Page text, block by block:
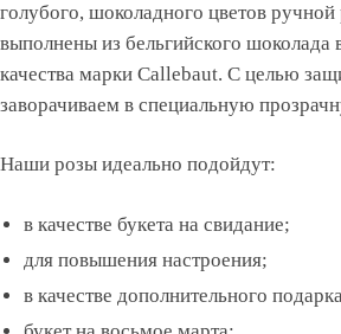
голубого, шоколадного цветов
выполнены из бельгийского шоколада
качества марки Callebaut. С целью
заворачиваем в специальную
Наши розы идеально подойдут:
в качестве букета на свидание;
для повышения настроения;
в качестве дополнительного